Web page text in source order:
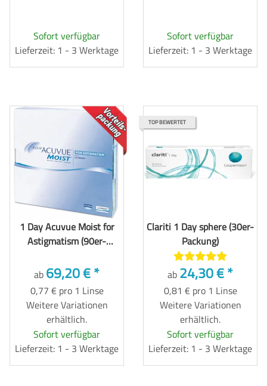
Sofort verfügbar
Lieferzeit: 1 - 3 Werktage
Sofort verfügbar
Lieferzeit: 1 - 3 Werktage
TOP
1 Day Acuvue Moist for
Astigmatism (90er-
ab 69,20 €*
0,77 € pro 1 Linse
Weitere Variationen
erhältlich.
Sofort verfügbar
Lieferzeit: 1 - 3 Werktage
TOP BEWERTET
Clariti 1 Day sphere (30er-
Packung)
ab 24,30 €*
0,81 € pro 1 Linse
Weitere Variationen
erhältlich.
Sofort verfügbar
Lieferzeit: 1 - 3 Werktage